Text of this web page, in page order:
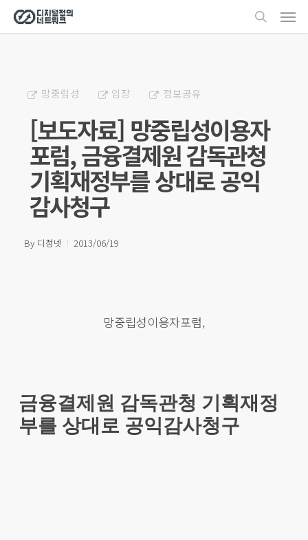
Skip
to
search
망중립성 입장 정보공유
[보도자료] 망중립성이용자
포럼, 금융결제원 감독관청
기획재정부를 상대로 공익
감사청구
By 디정넷 2013/06/19
망중립성이용자포럼,
금융결제원 감독관청 기획재정
부를 상대로 공익감사청구